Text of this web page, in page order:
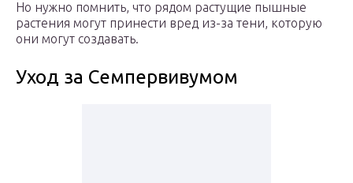
Но нужно помнить, что рядом растущие пышные
растения могут принести вред из-за тени, которую
они могут создавать.
Уход за Семпервивумом